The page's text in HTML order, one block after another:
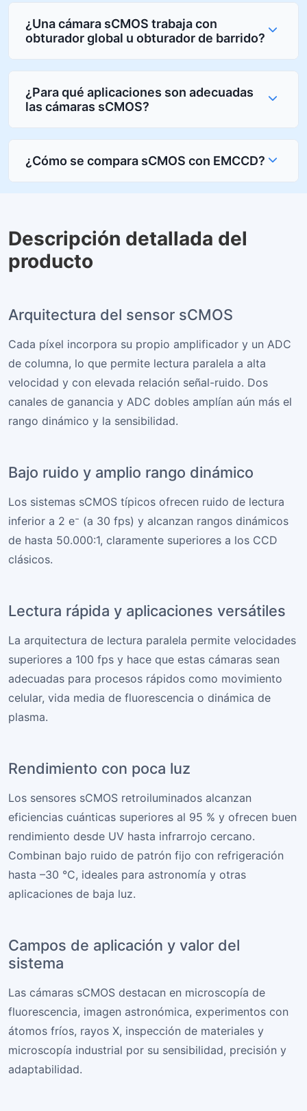
¿Una cámara sCMOS trabaja con
obturador global u obturador de barrido?
¿Para qué aplicaciones son adecuadas
las cámaras sCMOS?
¿Cómo se compara sCMOS con EMCCD?
Descripción detallada del
producto
Arquitectura del sensor sCMOS
Cada píxel incorpora su propio amplificador y un ADC
de columna, lo que permite lectura paralela a alta
velocidad y con elevada relación señal-ruido. Dos
canales de ganancia y ADC dobles amplían aún más el
rango dinámico y la sensibilidad.
Bajo ruido y amplio rango dinámico
Los sistemas sCMOS típicos ofrecen ruido de lectura
inferior a 2 e⁻ (a 30 fps) y alcanzan rangos dinámicos
de hasta 50.000:1, claramente superiores a los CCD
clásicos.
Lectura rápida y aplicaciones versátiles
La arquitectura de lectura paralela permite velocidades
superiores a 100 fps y hace que estas cámaras sean
adecuadas para procesos rápidos como movimiento
celular, vida media de fluorescencia o dinámica de
plasma.
Rendimiento con poca luz
Los sensores sCMOS retroiluminados alcanzan
eficiencias cuánticas superiores al 95 % y ofrecen buen
rendimiento desde UV hasta infrarrojo cercano.
Combinan bajo ruido de patrón fijo con refrigeración
hasta –30 °C, ideales para astronomía y otras
aplicaciones de baja luz.
Campos de aplicación y valor del
sistema
Las cámaras sCMOS destacan en microscopía de
fluorescencia, imagen astronómica, experimentos con
átomos fríos, rayos X, inspección de materiales y
microscopía industrial por su sensibilidad, precisión y
adaptabilidad.